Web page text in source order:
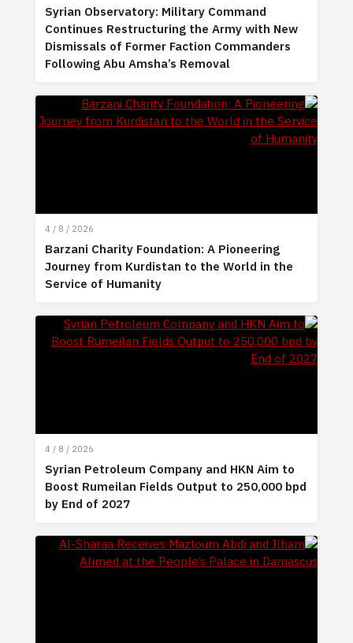
Syrian Observatory: Military Command
Continues Restructuring the Army with New
Dismissals of Former Faction Commanders
Following Abu Amsha’s Removal
4 / 8 / 2026
Barzani Charity Foundation: A Pioneering
Journey from Kurdistan to the World in the
Service of Humanity
4 / 8 / 2026
Syrian Petroleum Company and HKN Aim to
Boost Rumeilan Fields Output to 250,000 bpd
by End of 2027